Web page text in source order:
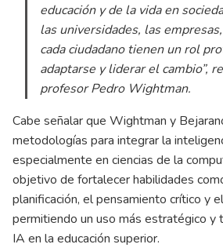
educación y de la vida en
las universidades, las
cada ciudadano tienen un rol
adaptarse y liderar el cambio”,
profesor Pedro Wightman.
Cabe señalar que Wightman y
metodologías para integrar la
especialmente en ciencias de la
objetivo de fortalecer habilidades
planificación, el pensamiento crítico y
permitiendo un uso más estratégico y
IA en la educación superior.